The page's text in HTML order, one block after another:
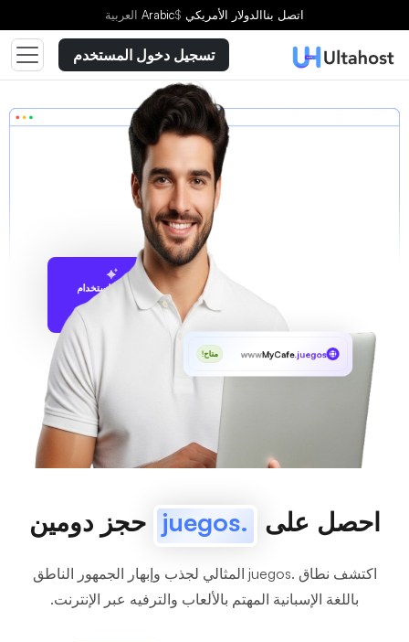
اتصل بناالدولار الأمريكي $
Arabic العربية
تسجيل دخول المستخدم
الاقتراح باستخدام
wwwMyCafe.juegos متاح!
احصل على .juegos حجز دومين
اكتشف نطاق .juegos المثالي لجذب وإبهار الجمهور الناطق
باللغة الإسبانية المهتم بالألعاب والترفيه عبر الإنترنت.